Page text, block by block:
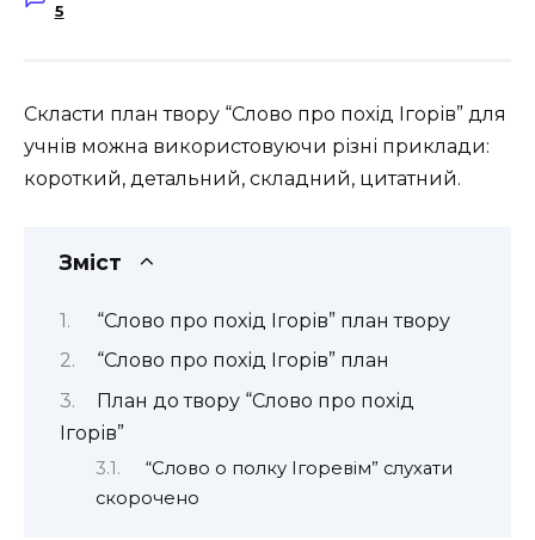
5
Скласти план твору “Слово про похід Ігорів” для
учнів можна використовуючи різні приклади:
короткий, детальний, складний, цитатний.
Зміст
“Слово про похід Ігорів” план твору
“Слово про похід Ігорів” план
План до твору “Слово про похід
Ігорів”
“Слово о полку Ігоревім” слухати
скорочено